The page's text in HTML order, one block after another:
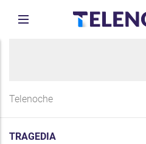
Telenoche
TRAGEDIA